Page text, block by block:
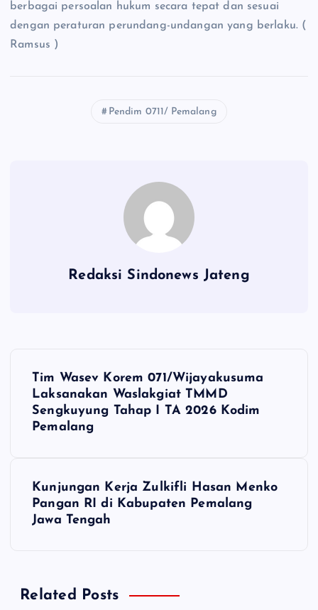
berbagai persoalan hukum secara tepat dan sesuai
dengan peraturan perundang-undangan yang berlaku. (
Ramsus )
Pendim 0711/ Pemalang
Redaksi Sindonews Jateng
NTim Wasev Korem 071/Wijayakusuma
Laksanakan Waslakgiat TMMD
Sengkuyung Tahap I TA 2026 Kodim
Pemalang
Kunjungan Kerja Zulkifli Hasan Menko
Pangan RI di Kabupaten Pemalang
Jawa Tengah
Related Posts